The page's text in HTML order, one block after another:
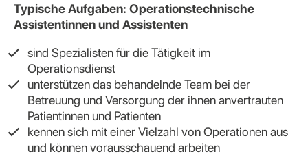
Typische Aufgaben: Operationstechnische
Assistentinnen und Assistenten
sind Spezialisten für die Tätigkeit im
Operationsdienst
unterstützen das behandelnde Team bei der
Betreuung und Versorgung der ihnen anvertrauten
Patientinnen und Patienten
kennen sich mit einer Vielzahl von Operationen aus
und können vorausschauend arbeiten